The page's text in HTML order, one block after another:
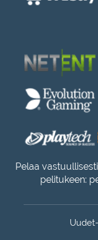
Pelaa
pelitukeen: